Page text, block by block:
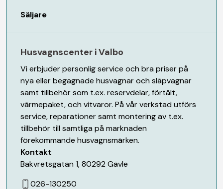
Säljare
Husvagnscenter i Valbo
Vi erbjuder personlig service och bra priser på
nya eller begagnade husvagnar och släpvagnar
samt tillbehör som t.ex. reservdelar, förtält,
värmepaket, och vitvaror. På vår verkstad utförs
service, reparationer samt montering av t.ex.
tillbehör till samtliga på marknaden
förekommande husvagnsmärken.
Kontakt
Bakvretsgatan 1,80292 Gävle
026-130250